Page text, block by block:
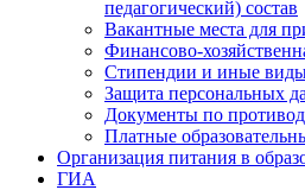
педагогический) состав
Вакантные места для
Финансово-
Стипендии и иные
Защита персональных
Документы по
Платные
Организация питания в
ГИА